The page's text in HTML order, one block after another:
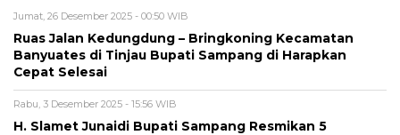
Jumat, 26 Desember 2025 - 00:50 WIB
Ruas Jalan Kedungdung – Bringkoning Kecamatan
Banyuates di Tinjau Bupati Sampang di Harapkan
Cepat Selesai
Rabu, 3 Desember 2025 - 15:56 WIB
H. Slamet Junaidi Bupati Sampang Resmikan 5